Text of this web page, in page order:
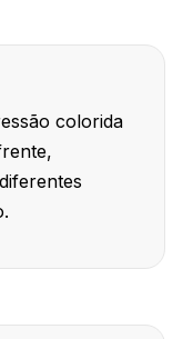
colorida